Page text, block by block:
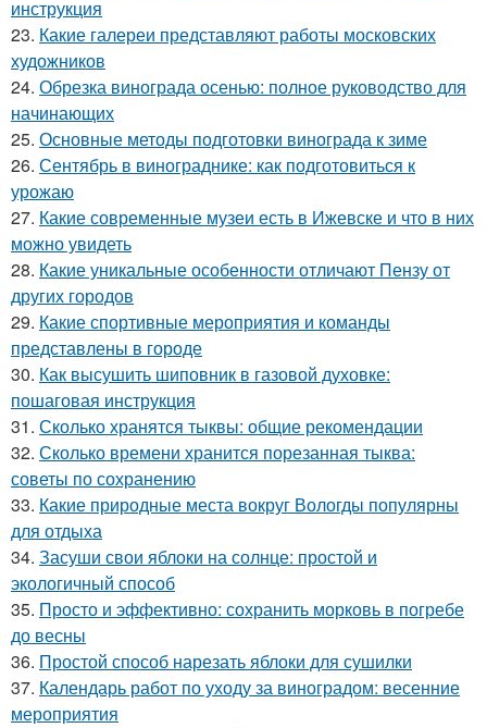
инструкция
23. Какие галереи представляют работы московских
художников
24. Обрезка винограда осенью: полное руководство для
начинающих
25. Основные методы подготовки винограда к зиме
26. Сентябрь в винограднике: как подготовиться к
урожаю
27. Какие современные музеи есть в Ижевске и что в них
можно увидеть
28. Какие уникальные особенности отличают Пензу от
других городов
29. Какие спортивные мероприятия и команды
представлены в городе
30. Как высушить шиповник в газовой духовке:
пошаговая инструкция
31. Сколько хранятся тыквы: общие рекомендации
32. Сколько времени хранится порезанная тыква:
советы по сохранению
33. Какие природные места вокруг Вологды популярны
для отдыха
34. Засуши свои яблоки на солнце: простой и
экологичный способ
35. Просто и эффективно: сохранить морковь в погребе
до весны
36. Простой способ нарезать яблоки для сушилки
37. Календарь работ по уходу за виноградом: весенние
мероприятия